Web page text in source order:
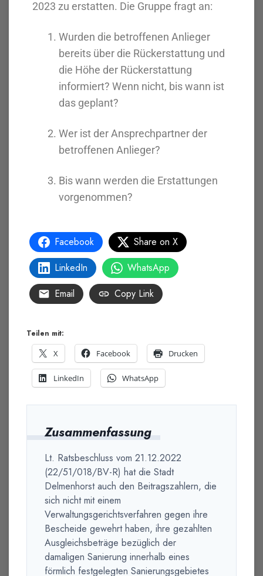
Zusammenfassung
Lt. Ratsbeschluss vom 21.12.2022
(22/51/018/BV-R) hat die Stadt
Delmenhorst auch den Beitragszahlern, die
sich nicht mit einem
Verwaltungsgerichtsverfahren gegen ihre
Bescheide gewehrt haben, ihre gezahlten
Ausgleichsbeträge bezüglich der
damaligen Sanierung innerhalb eines
förmlich festgelegten Sanierungsgebietes
2023 zu erstatten. Die Gruppe fragt an:
Wurden die betroffenen Anlieger
bereits über die Rückerstattung und
die Höhe der Rückerstattung
informiert? Wenn nicht, bis wann ist
das geplant?
Wer ist der Ansprechpartner der
betroffenen Anlieger?
Bis wann werden die Erstattungen
vorgenommen?
Facebook
Share on X
LinkedIn
WhatsApp
Email
Copy Link
Teilen mit:
X
Facebook Drucken
LinkedIn WhatsApp